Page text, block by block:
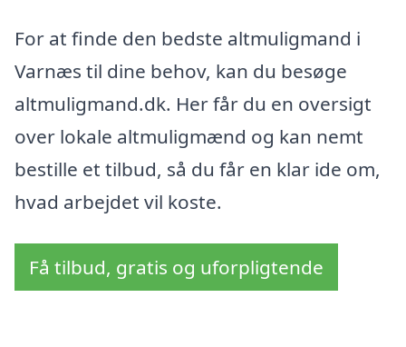
For at finde den bedste altmuligmand i
Varnæs til dine behov, kan du besøge
altmuligmand.dk. Her får du en oversigt
over lokale altmuligmænd og kan nemt
bestille et tilbud, så du får en klar ide om,
hvad arbejdet vil koste.
Få tilbud, gratis og uforpligtende